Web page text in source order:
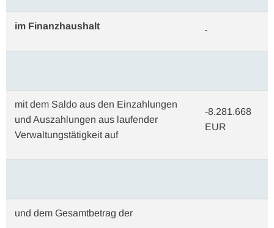
im Finanzhaushalt
mit dem Saldo aus den Einzahlungen
und Auszahlungen aus laufender
Verwaltungstätigkeit auf
-8.281.668
EUR
und dem Gesamtbetrag der